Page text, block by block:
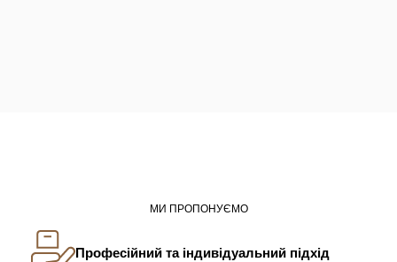
МИ ПРОПОНУЄМО
Професійний та індивідуальний підхід